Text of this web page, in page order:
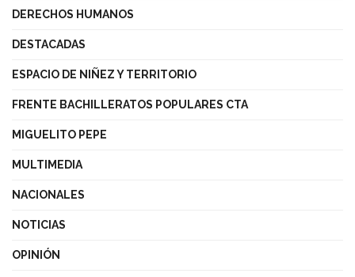
DERECHOS HUMANOS
DESTACADAS
ESPACIO DE NIÑEZ Y TERRITORIO
FRENTE BACHILLERATOS POPULARES CTA
MIGUELITO PEPE
MULTIMEDIA
NACIONALES
NOTICIAS
OPINIÓN